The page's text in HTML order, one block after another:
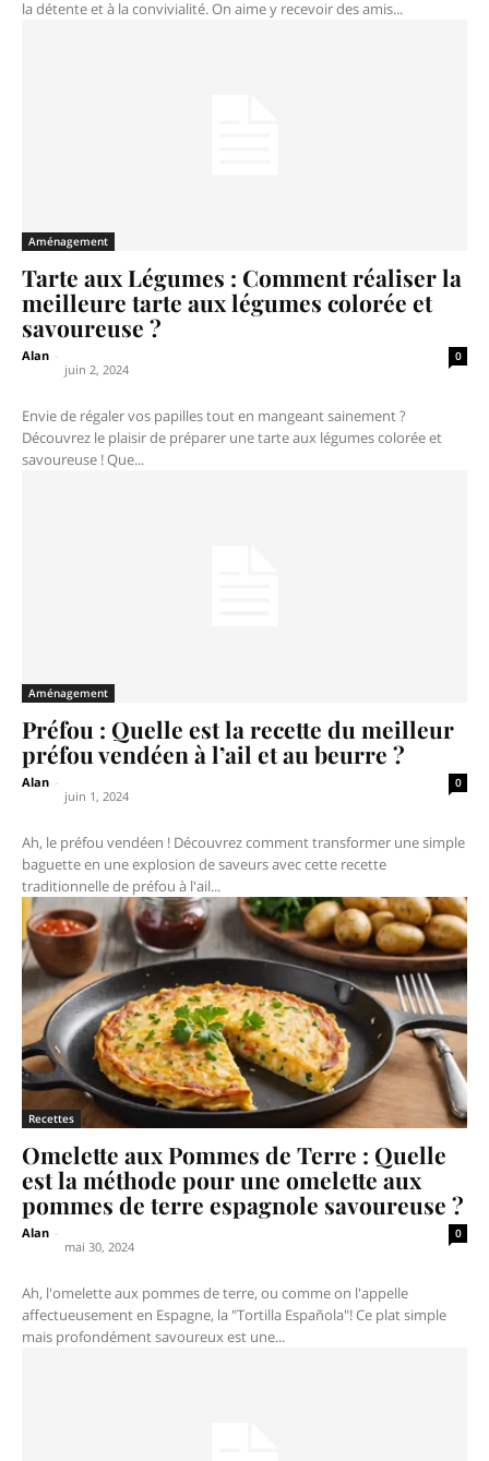
la détente et à la convivialité. On aime y recevoir des amis...
Aménagement
Tarte aux Légumes : Comment réaliser la
meilleure tarte aux légumes colorée et
savoureuse ?
Alan
juin 2, 2024
0
Envie de régaler vos papilles tout en mangeant sainement ?
Découvrez le plaisir de préparer une tarte aux légumes colorée et
savoureuse ! Que...
Aménagement
Préfou : Quelle est la recette du meilleur
préfou vendéen à l’ail et au beurre ?
Alan
juin 1, 2024
0
Ah, le préfou vendéen ! Découvrez comment transformer une simple
baguette en une explosion de saveurs avec cette recette
traditionnelle de préfou à l'ail...
Recettes
Omelette aux Pommes de Terre : Quelle
est la méthode pour une omelette aux
pommes de terre espagnole savoureuse ?
Alan
mai 30, 2024
0
Ah, l'omelette aux pommes de terre, ou comme on l'appelle
affectueusement en Espagne, la "Tortilla Española"! Ce plat simple
mais profondément savoureux est une...